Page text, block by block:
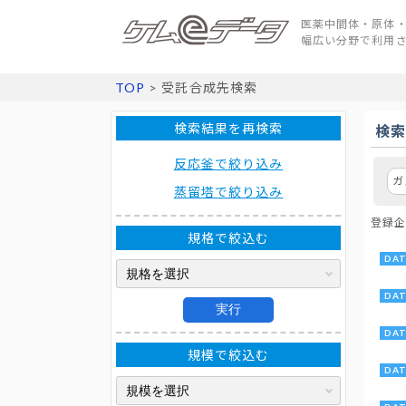
医薬中間体・原体
幅広い分野で利用
TOP > 受託合成先検索
検索結果を再検索
反応釜で絞り込み
蒸留塔で絞り込み
規格で絞込む
実行
規模で絞込む
検
登録